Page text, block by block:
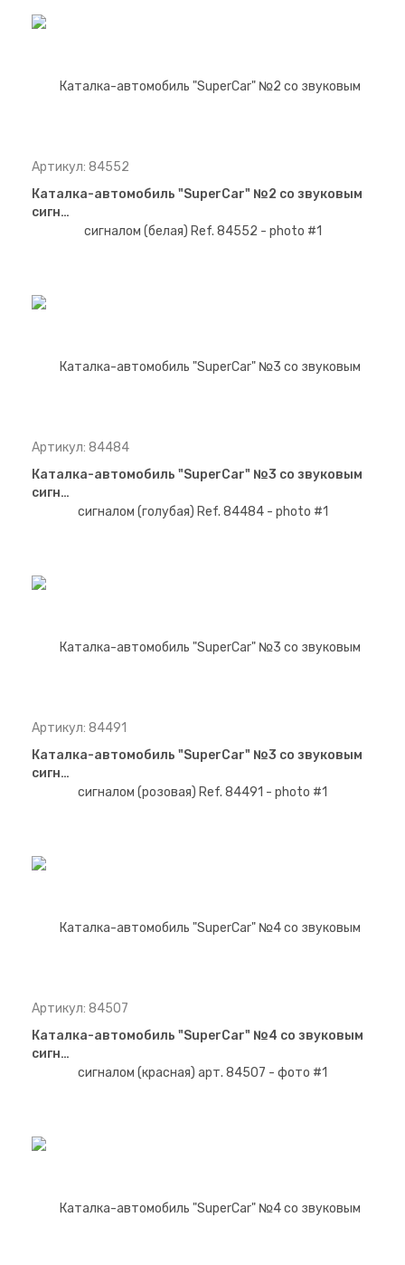
Артикул: 84552
Каталка-автомобиль "SuperCar" №2 со звуковым
сигн…
Артикул: 84484
Каталка-автомобиль "SuperCar" №3 со звуковым
сигн…
Артикул: 84491
Каталка-автомобиль "SuperCar" №3 со звуковым
сигн…
Артикул: 84507
Каталка-автомобиль "SuperCar" №4 со звуковым
сигн…